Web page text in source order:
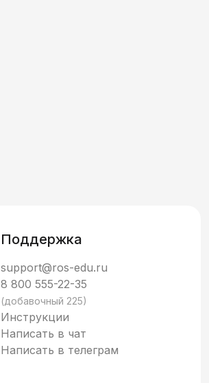
Поддержка
support@ros-edu.ru
8 800 555-22-35
(добавочный 225)
Инструкции
Написать в чат
Написать в телеграм